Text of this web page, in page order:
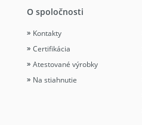
O spoločnosti
Kontakty
Certifikácia
Atestované výrobky
Na stiahnutie